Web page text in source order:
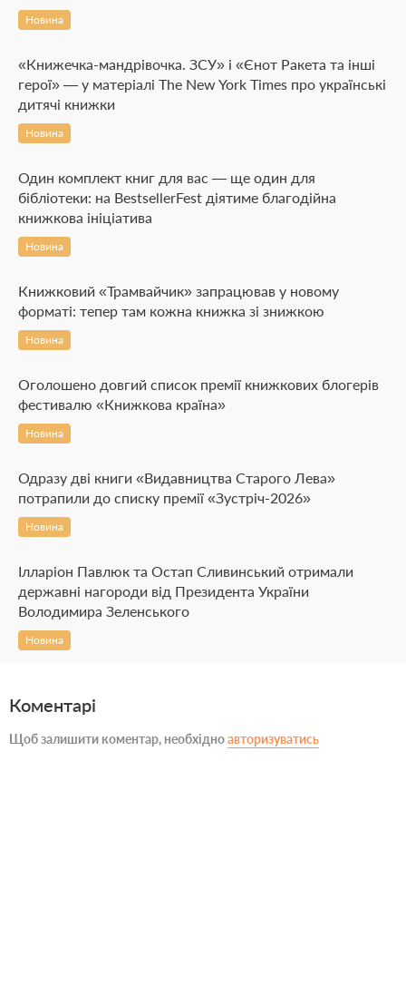
Новина
«Книжечка-мандрівочка. ЗСУ» і «Єнот Ракета та інші
герої» — у матеріалі The New York Times про українські
дитячі книжки
Новина
Один комплект книг для вас — ще один для
бібліотеки: на BestsellerFest діятиме благодійна
книжкова ініціатива
Новина
Книжковий «Трамвайчик» запрацював у новому
форматі: тепер там кожна книжка зі знижкою
Новина
Оголошено довгий список премії книжкових блогерів
фестивалю «Книжкова країна»
Новина
Одразу дві книги «Видавництва Старого Лева»
потрапили до списку премії «Зустріч-2026»
Новина
Ілларіон Павлюк та Остап Сливинський отримали
державні нагороди від Президента України
Володимира Зеленського
Новина
Коментарі
Щоб залишити коментар, необхідноавторизуватись